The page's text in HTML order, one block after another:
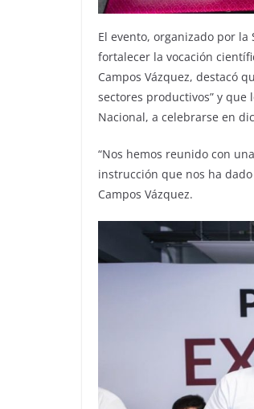
El evento, organizado por la
fortalecer la vocación
Campos Vázquez, destacó
sectores productivos” y que
Nacional, a celebrarse en
“Nos hemos reunido con
instrucción que nos ha
Campos Vázquez.